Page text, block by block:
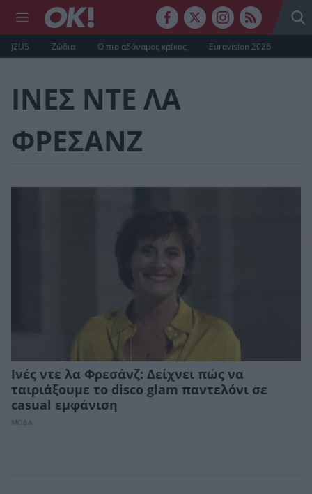
J2US Ζώδια Ο πιο αδύναμος κρίκος Eurovision 2026
ΙΝΕΣ ΝΤΕ ΛΑ
ΦΡΕΣΑΝΖ
Ινές ντε λα Φρεσάνζ: Δείχνει πώς να
ταιριάξουμε το disco glam παντελόνι σε
casual εμφάνιση
ΜΟΔΑ